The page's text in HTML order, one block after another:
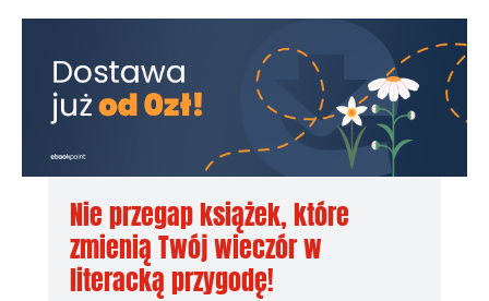
4.3.1. Kluczowe zasady
konstruowania promptów
4.4. Wprowadzenie do tworzenia
promptów przeznaczonych do
określonych zadań w IT
4.4.1. Laboratorium
niezwykłych promptów
4.5. Techniki zaawansowane
4.5.1. Prompty rekurencyjne
4.5.2. Wstrzykiwanie
kontekstu
Nie przegap książek, które
zmienią Twój wieczór w
literacką przygodę!